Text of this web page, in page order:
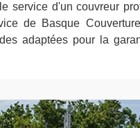
service d'un couvreur
de Basque
adaptées pour la